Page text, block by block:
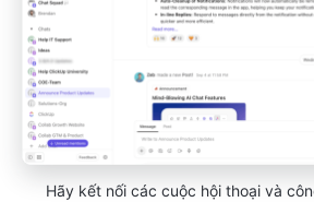
Hãy kết nối các cuộc hội thoại và